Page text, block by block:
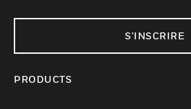
S'INSCRIRE
PRODUCTS